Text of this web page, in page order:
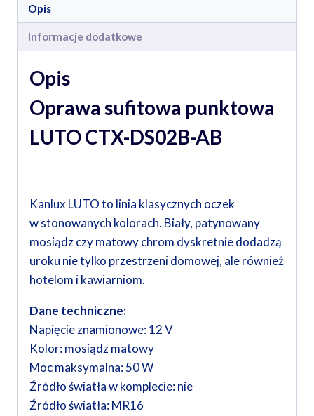
Opis
Informacje dodatkowe
Opis
Oprawa sufitowa punktowa
LUTO CTX-DS02B-AB
Kanlux LUTO to linia klasycznych oczek
w stonowanych kolorach. Biały, patynowany
mosiądz czy matowy chrom dyskretnie dodadzą
uroku nie tylko przestrzeni domowej, ale również
hotelom i kawiarniom.
Dane techniczne:
Napięcie znamionowe: 12 V
Kolor: mosiądz matowy
Moc maksymalna: 50 W
Źródło światła w komplecie: nie
Źródło światła: MR16